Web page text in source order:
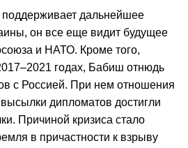
дальнейшее
он все еще видит будущее
и НАТО. Кроме того,
годах, Бабиш отнюдь
с Россией. При нем отношения
дипломатов достигли
Причиной кризиса стало
в причастности к взрыву